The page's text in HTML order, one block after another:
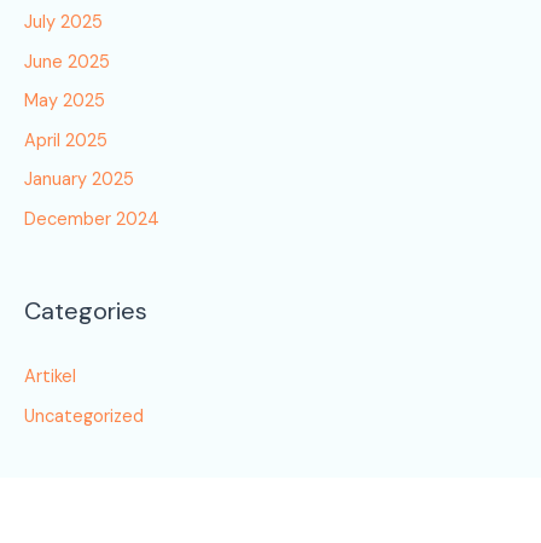
July 2025
June 2025
May 2025
April 2025
January 2025
December 2024
Categories
Artikel
Uncategorized